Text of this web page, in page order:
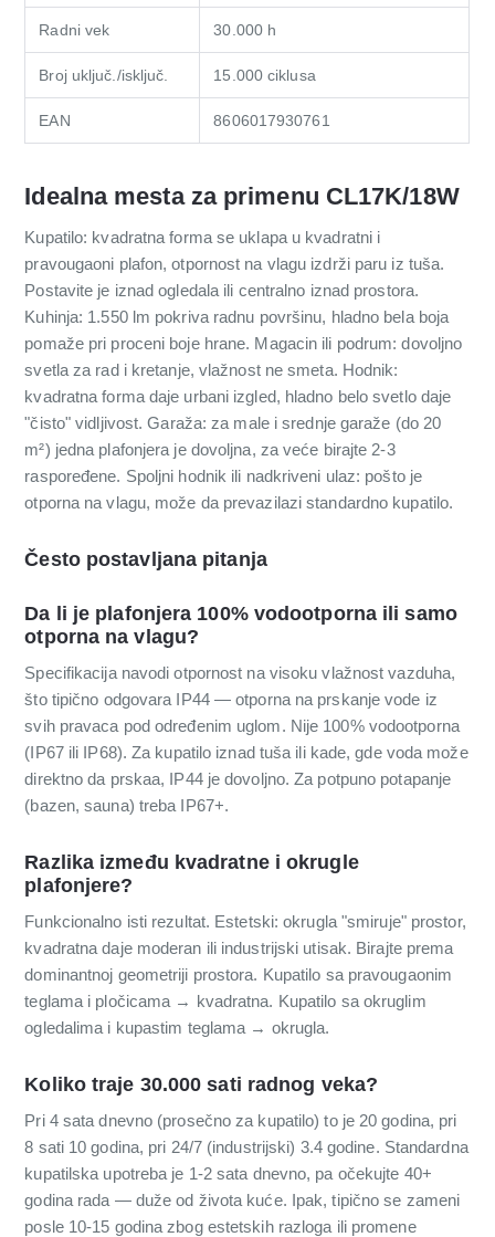
Radni vek 30.000 h
Broj uključ./isključ. 15.000 ciklusa
EAN 8606017930761
Idealna mesta za primenu CL17K/18W
Kupatilo: kvadratna forma se uklapa u kvadratni i
pravougaoni plafon, otpornost na vlagu izdrži paru iz tuša.
Postavite je iznad ogledala ili centralno iznad prostora.
Kuhinja: 1.550 lm pokriva radnu površinu, hladno bela boja
pomaže pri proceni boje hrane. Magacin ili podrum: dovoljno
svetla za rad i kretanje, vlažnost ne smeta. Hodnik:
kvadratna forma daje urbani izgled, hladno belo svetlo daje
"čisto" vidljivost. Garaža: za male i srednje garaže (do 20
m²) jedna plafonjera je dovoljna, za veće birajte 2-3
raspoređene. Spoljni hodnik ili nadkriveni ulaz: pošto je
otporna na vlagu, može da prevazilazi standardno kupatilo.
Često postavljana pitanja
Da li je plafonjera 100% vodootporna ili samo
otporna na vlagu?
Specifikacija navodi otpornost na visoku vlažnost vazduha,
što tipično odgovara IP44 — otporna na prskanje vode iz
svih pravaca pod određenim uglom. Nije 100% vodootporna
(IP67 ili IP68). Za kupatilo iznad tuša ili kade, gde voda može
direktno da prskaa, IP44 je dovoljno. Za potpuno potapanje
(bazen, sauna) treba IP67+.
Razlika između kvadratne i okrugle
plafonjere?
Funkcionalno isti rezultat. Estetski: okrugla "smiruje" prostor,
kvadratna daje moderan ili industrijski utisak. Birajte prema
dominantnoj geometriji prostora. Kupatilo sa pravougaonim
teglama i pločicama → kvadratna. Kupatilo sa okruglim
ogledalima i kupastim teglama → okrugla.
Koliko traje 30.000 sati radnog veka?
Pri 4 sata dnevno (prosečno za kupatilo) to je 20 godina, pri
8 sati 10 godina, pri 24/7 (industrijski) 3.4 godine. Standardna
kupatilska upotreba je 1-2 sata dnevno, pa očekujte 40+
godina rada — duže od života kuće. Ipak, tipično se zameni
posle 10-15 godina zbog estetskih razloga ili promene